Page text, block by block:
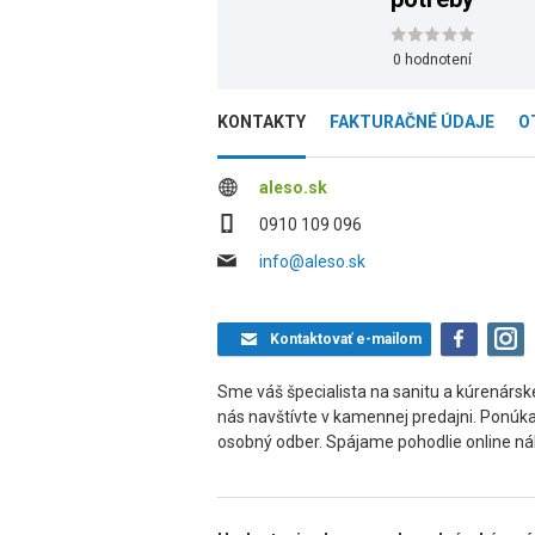
0 hodnotení
KONTAKTY FAKTURAČNÉ ÚDAJE
aleso.sk
0910 109 096
info@aleso.sk
Kontaktovaťe-mailom
Sme váš špecialista na sanitu a
nás navštívte v kamennej predajni.
osobný odber. Spájame pohodlie online